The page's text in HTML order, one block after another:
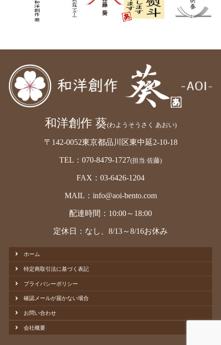
和洋創作 葵(わようそうさく あおい)
〒142-0052東京都品川区東中延2-10-18
TEL：070-8479-1727(担当:佐藤)
FAX：03-6426-1204
MAIL：info@aoi-bento.com
配達時間：10:00～18:00
定休日：なし、8/13～8/16お休み
ホーム
特定商取引法に基づく表記
プライバシーポリシー
確認メールが届かない場合
お問い合わせ
会社概要